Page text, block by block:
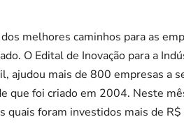
melhores caminhos para as
O Edital de Inovação para a
ajudou mais de 800 empresas a
que foi criado em 2004. Neste
quais foram investidos mais de